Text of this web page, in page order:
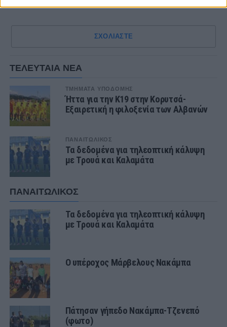
ΣΧΟΛΙΑΣΤΕ
ΤΕΛΕΥΤΑΙΑ ΝΕΑ
ΤΜΗΜΑΤΑ ΥΠΟΔΟΜΗΣ
Ήττα για την Κ19 στην Κορυτσά-
Εξαιρετική η φιλοξενία των Αλβανών
ΠΑΝΑΙΤΩΛΙΚΟΣ
Τα δεδομένα για τηλεοπτική κάλυψη
με Τρουά και Καλαμάτα
ΠΑΝΑΙΤΩΛΙΚΟΣ
Τα δεδομένα για τηλεοπτική κάλυψη
με Τρουά και Καλαμάτα
Ο υπέροχος Μάρβελους Νακάμπα
Πάτησαν γήπεδο Νακάμπα-Τζενεπό
(φωτο)